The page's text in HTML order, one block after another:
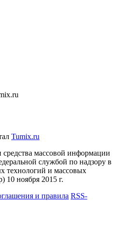
Tumix.ru
средства массовой информации
службой по надзору в
технологий и массовых
10 ноября 2015 г.
и правила RSS-